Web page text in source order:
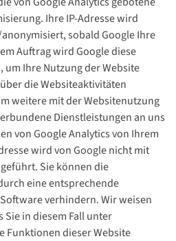
Ihre IP-Adresse wird
sobald Google Ihre
Auftrag wird Google diese
Ihre Nutzung der Website
die Websiteaktivitäten
weitere mit der Websitenutzung
Dienstleistungen an uns
von Google Analytics von Ihrem
wird von Google nicht mit
Sie können die
eine entsprechende
verhindern. Wir weisen
Sie in diesem Fall unter
Funktionen dieser Website